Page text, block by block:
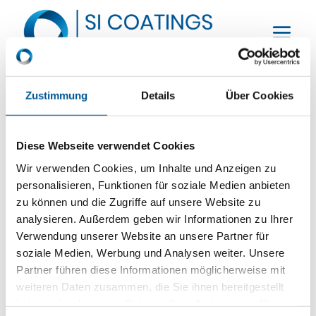
Zustimmung Details Über Cookies
Diese Webseite verwendet Cookies
Wir verwenden Cookies, um Inhalte und Anzeigen zu
personalisieren, Funktionen für soziale Medien anbieten
zu können und die Zugriffe auf unsere Website zu
analysieren. Außerdem geben wir Informationen zu Ihrer
Verwendung unserer Website an unsere Partner für
soziale Medien, Werbung und Analysen weiter. Unsere
Partner führen diese Informationen möglicherweise mit
weiteren Daten zusammen, die Sie ihnen bereitgestellt
AdheXion-E-6286-20
AdheXion-E-6284-20
vonmultisite |Mai 19, 2026
AdheXion-E-6280-20
vonmultisite|Mai 19, 2026
Suchen